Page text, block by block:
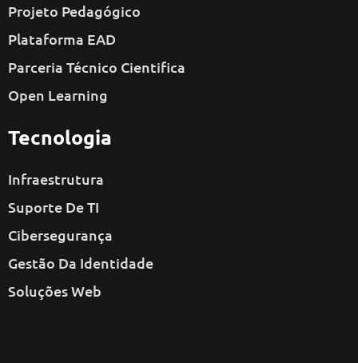
Projeto Pedagógico
Plataforma EAD
Parceria Técnico Cientifica
Open Learning
Tecnologia
Infraestrutura
Suporte De TI
Cibersegurança
Gestão Da Identidade
Soluções Web